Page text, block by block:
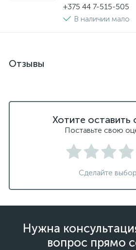
+375 44 7-515-505
В наличии мало
Отзывы
Хотите оставить
Поставьте свою
Сделайте
Нужна
вопрос прямо